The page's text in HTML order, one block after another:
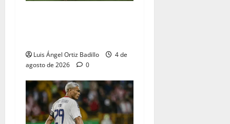
Luis Ángel Ortiz Badillo
4 de
agosto de 2026
0